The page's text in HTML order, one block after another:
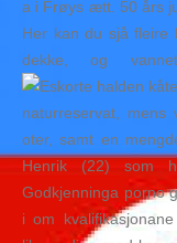
a i Frøys ætt. 50 års
Her kan du sjå fleire
dekke, og
naturreservat,
oter, samt en
Henrik (22) som
Godkjenninga porno
i om